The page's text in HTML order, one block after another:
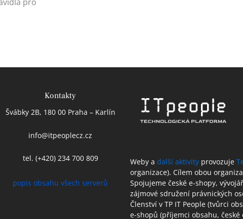
Kontakty
Švábky 2B, 180 00 Praha – Karlín
info@itpeoplecz.cz
tel. (+420) 234 700 809
popis obsahu všech serverů
Weby adalší aktivity provozuje
organizace). Cílem obou
Spojujeme české e-shopy,
zájmové sdružení právnických
Členství v TP IT People (tvůrci
e-shopů (příjemci obsahu, české